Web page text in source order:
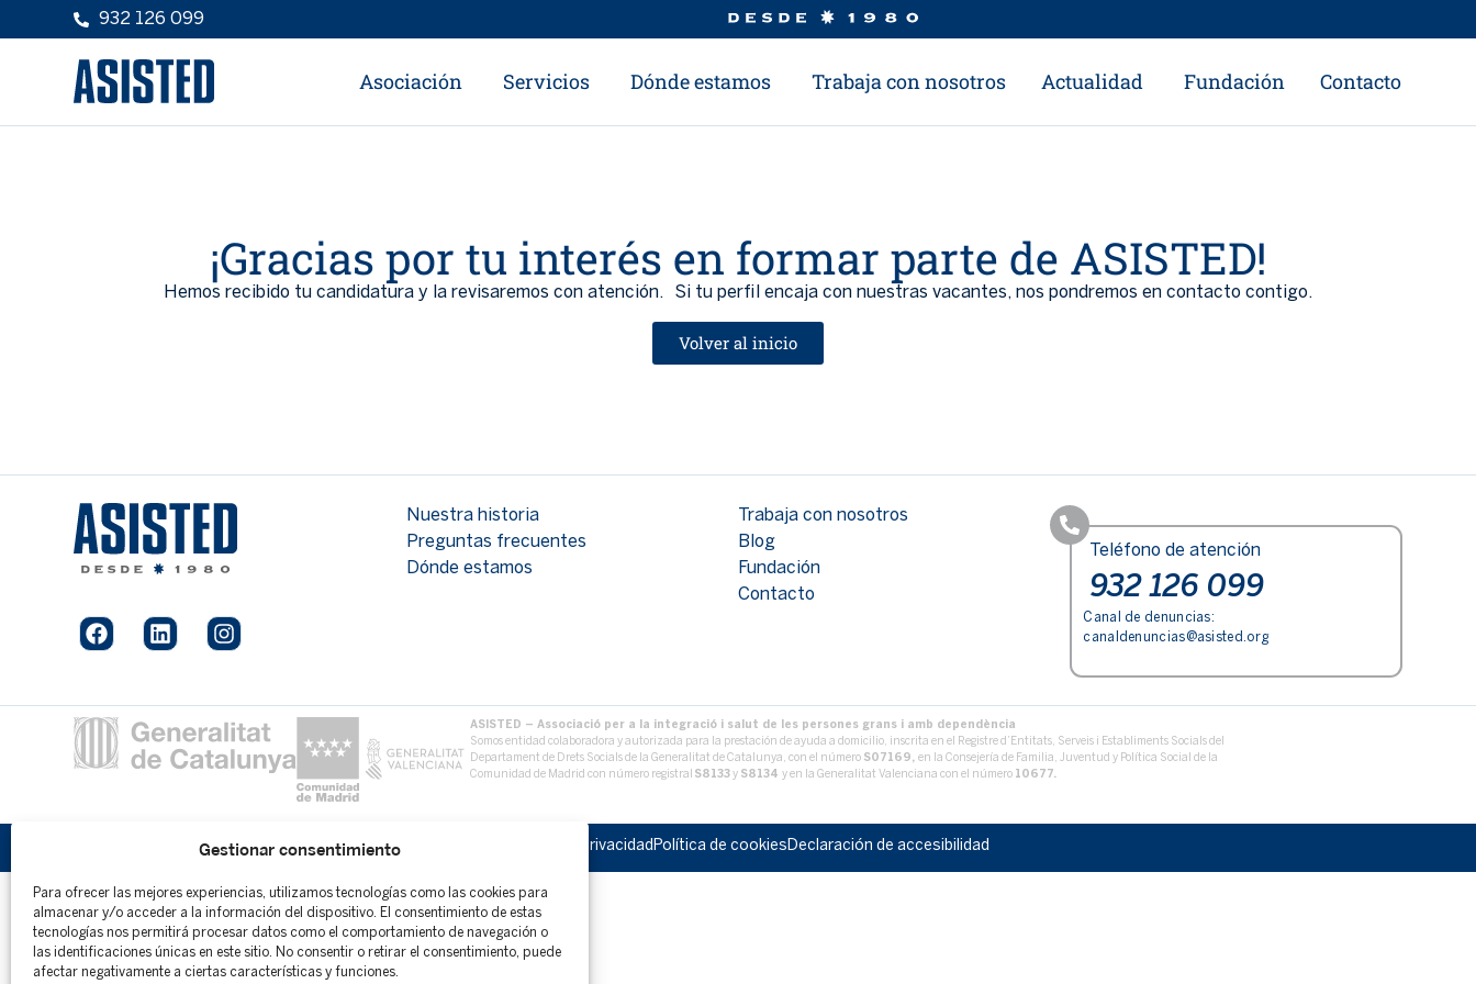
Gestionar consentimiento
Para ofrecer las mejores experiencias, utilizamos tecnologías como las cookies para
almacenar y/o acceder a la información del dispositivo. El consentimiento de estas
tecnologías nos permitirá procesar datos como el comportamiento de navegación o
las identificaciones únicas en este sitio. No consentir o retirar el consentimiento, puede
afectar negativamente a ciertas características y funciones.
932 126 099
Asociación Servicios Dónde estamos Trabaja con nosotros Actualidad Fundación Contacto
¡Gracias por tu interés en formar parte de ASISTED!
Hemos recibido tu candidatura y la revisaremos con atención. Si tu perfil encaja con nuestras vacantes, nos pondremos en contacto contigo.
Volver al inicio
Nuestra historia
Preguntas frecuentes
Dónde estamos
Trabaja con nosotros
Blog
Fundación
Contacto
Teléfono de atención
932 126 099
Canal de denuncias:
canaldenuncias@asisted.org
ASISTED – Associació per a la integració i salut de les persones grans i amb dependència
Somos entidad colaboradora y autorizada para la prestación de ayuda a domicilio, inscrita en el Registre d’Entitats, Serveis i Establiments Socials del
Departament de Drets Socials de la Generalitat de Catalunya, con el número S07169,en la Consejería de Familia, Juventud y Política Social de la
Comunidad de Madrid con número registral
S8133 y S8134y en la Generalitat Valenciana con el número 10677.
Política de privacidadPolítica de cookies Declaración de accesibilidad